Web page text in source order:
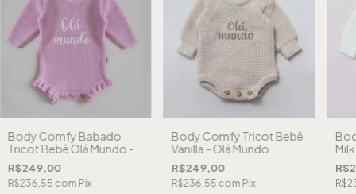
Body Comfy Babado
Tricot Bebê Olá Mundo -
Rosa
R$249,00
R$236,55 com Pix
Body Comfy Tricot Bebê
Vanilla - Olá Mundo
R$249,00
R$236,55 com Pix